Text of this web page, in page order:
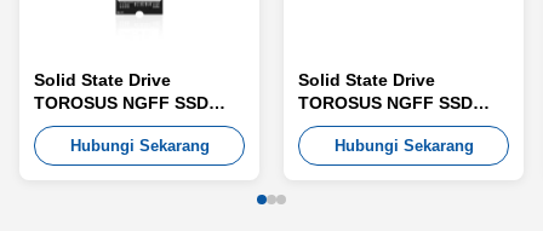
Solid State Drive
TOROSUS NGFF SSD
TN8
Hubungi Sekarang
Solid State Drive
TOROSUS NGFF SSD
TN4
Hubungi Sekarang